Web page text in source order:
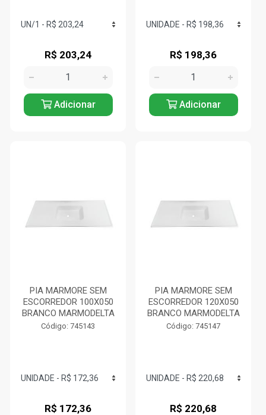
R$ 203,24
Adicionar
R$ 198,36
Adicionar
PIA MARMORE SEM
ESCORREDOR 100X050
BRANCO MARMODELTA
Código: 745143
R$ 172,36
PIA MARMORE SEM
ESCORREDOR 120X050
BRANCO MARMODELTA
Código: 745147
R$ 220,68